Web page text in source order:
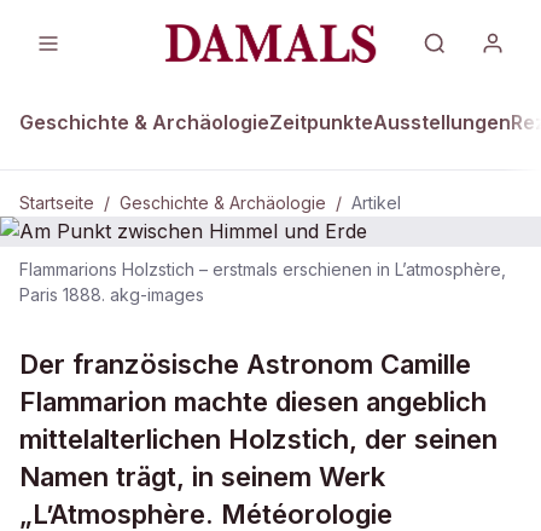
Geschichte & ArchäologieZeitpunkteAusstellungen
Startseite / Geschichte & Archäologie / Artikel
DAMALS Plus GESCHICHTE & ARCHÄOLOGIE
Erde
Flammarions Holzstich – erstmals erschienen in L’atmosphère,
Paris 1888. akg-images
Der französische Astronom Camille
Flammarion machte diesen angeblich
mittelalterlichen Holzstich, der seinen
Namen trägt, in seinem Werk
„L’Atmosphère. Météorologie